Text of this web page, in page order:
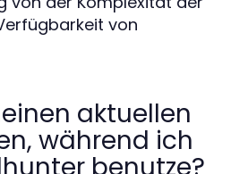
von
aktuellen
während ich